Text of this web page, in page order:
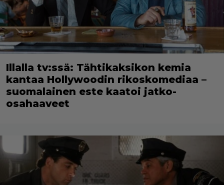
Illalla tv:ssä: Tähtikaksikon kemia
kantaa Hollywoodin rikoskomediaa –
suomalainen este kaatoi jatko-
osahaaveet